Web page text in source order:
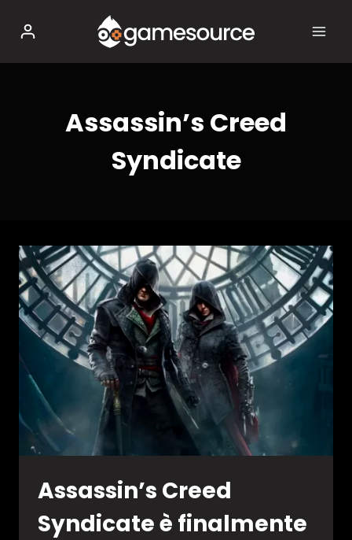
contenuto
Assassin’s Creed
Syndicate
Assassin’s Creed
Syndicate è finalmente